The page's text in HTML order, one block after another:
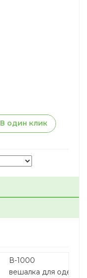
В один клик
В-1000
вешалка для одежды